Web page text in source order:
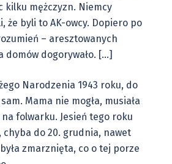
kilku mężczyzn. Niemcy
że byli to AK-owcy. Dopiero po
– aresztowanych
domów dogorywało. […]
Narodzenia 1943 roku, do
Mama nie mogła, musiała
na folwarku. Jesień tego roku
chyba do 20. grudnia, nawet
zmarznięta, co o tej porze